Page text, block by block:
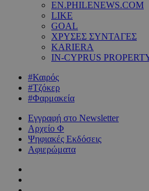
EN.PHILENEWS.COM
LIKE
GOAL
ΧΡΥΣΕΣ ΣΥΝΤΑΓΕΣ
KARIERA
IN-CYPRUS
#Καιρός
#Τζόκερ
#Φαρμακεία
Εγγραφή στο Newsletter
Αρχείο Φ
Ψηφιακές Εκδόσεις
Αφιερώματα